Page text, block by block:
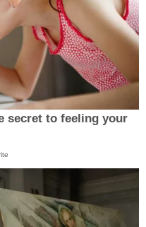
secret to feeling your